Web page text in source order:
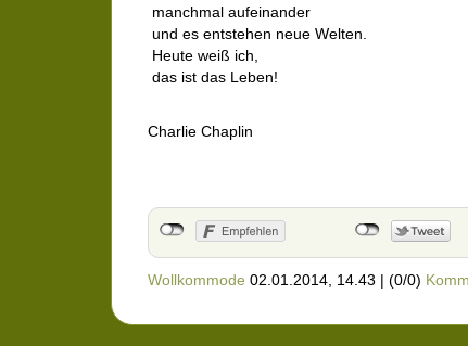
manchmal aufeinander
und es entstehen neue Welten.
Heute weiß ich,
das ist das Leben!
Charlie Chaplin
Wollkommode 02.01.2014, 14.43 | (0/0)